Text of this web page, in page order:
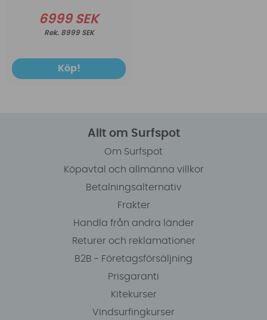
6999 SEK
8999 SEK
Köp!
Allt om Surfspot
Om Surfspot
Köpavtal och allmänna villkor
Betalningsalternativ
Frakter
Handla från andra länder
Returer och reklamationer
B2B - Företagsförsäljning
Prisgaranti
Kitekurser
Vindsurfingkurser